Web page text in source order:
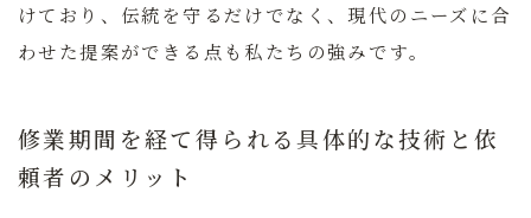
けており、伝統を守るだけでなく、現代のニーズに合
わせた提案ができる点も私たちの強みです。
修業期間を経て得られる具体的な技術と依
頼者のメリット